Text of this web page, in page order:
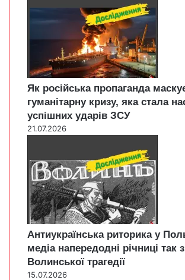
Як російська пропаганда
гуманітарну кризу, яка стала
успішних ударів ЗСУ
21.07.2026
Антиукраїнська риторика у
медіа напередодні річниці так
Волинської трагедії
15.07.2026